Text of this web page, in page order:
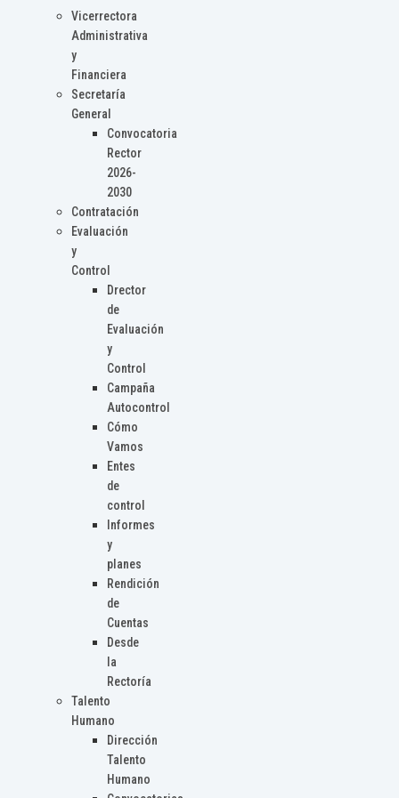
Vicerrectora
Administrativa
y
Financiera
Secretaría
General
Convocatoria
Rector
2026-
2030
Contratación
Evaluación
y
Control
Drector
de
Evaluación
y
Control
Campaña
Autocontrol
Cómo
Vamos
Entes
de
control
Informes
y
planes
Rendición
de
Cuentas
Desde
la
Rectoría
Talento
Humano
Dirección
Talento
Humano